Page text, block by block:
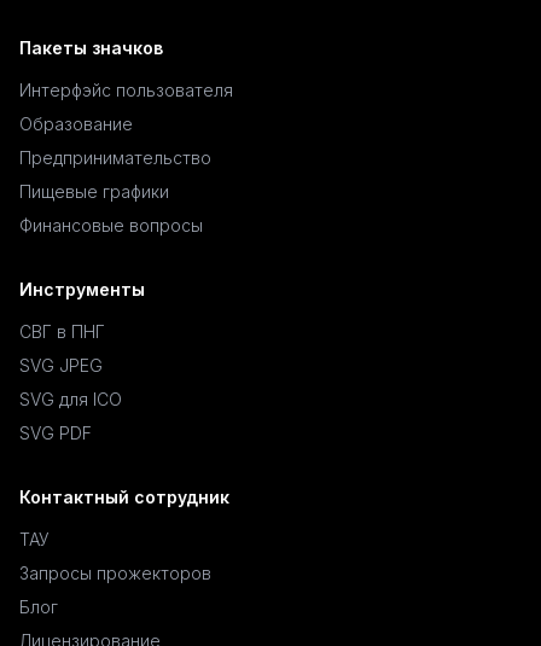
Пакеты значков
Интерфэйс пользователя
Образование
Предпринимательство
Пищевые графики
Финансовые вопросы
Инструменты
СВГ в ПНГ
SVG JPEG
SVG для ICO
SVG PDF
Контактный сотрудник
ТАУ
Запросы прожекторов
Блог
Лицензирование